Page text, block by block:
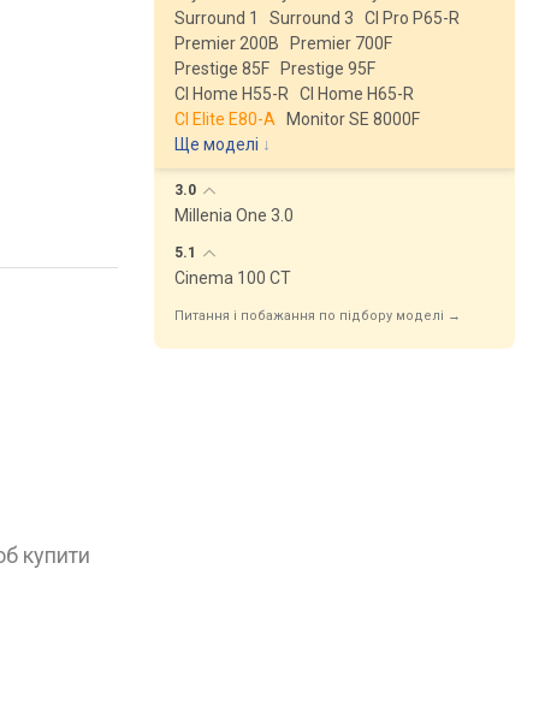
купити
Surround 1
Surround 3
CI Pro P65-R
Premier 200B
Premier 700F
Prestige 85F
Prestige 95F
CI Home H55-R
CI Home H65-R
CI Elite E80-A
Monitor SE 8000F
Ще моделі ↓
3.0
Millenia One 3.0
5.1
Cinema 100 CT
Питання і побажання по підбору моделі →